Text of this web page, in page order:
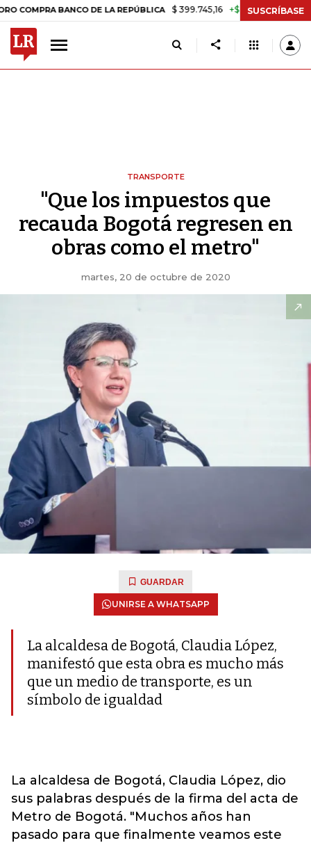
BANCO DE LA REPÚBLICA $ 399.745,16 +$ 2.295,71 +0,58%
SUSCRÍBASE
TRANSPORTE
"Que los impuestos que
recauda Bogotá regresen en
obras como el metro"
martes, 20 de octubre de 2020
GUARDAR
UNIRSE A WHATSAPP
La alcaldesa de Bogotá, Claudia López,
manifestó que esta obra es mucho más
que un medio de transporte, es un
símbolo de igualdad
La alcaldesa de Bogotá, Claudia López, dio
sus palabras después de la firma del acta de
Metro de Bogotá. "Muchos años han
pasado para que finalmente veamos este